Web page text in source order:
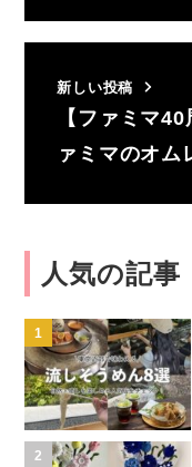
新しい投稿
【ファミマ
ァミマのオ
人気の記事